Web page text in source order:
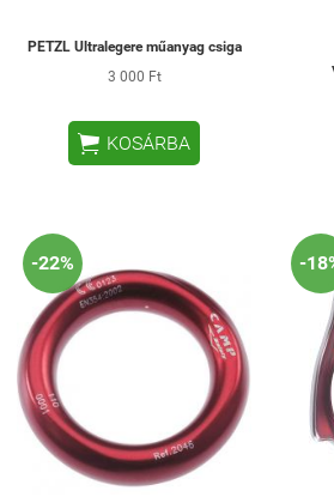
PETZL Ultralegere műanyag csiga
3 000 Ft
 KOSÁRBA
-22% -